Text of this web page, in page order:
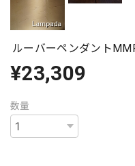
ルーバーペンダント
¥23,309
数量